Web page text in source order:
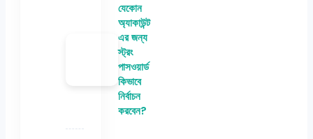
যেকোন
অ্যাকাউন্ট
এর জন্য
স্ট্রং
পাসওয়ার্ড
কিভাবে
নির্বাচন
করবেন?